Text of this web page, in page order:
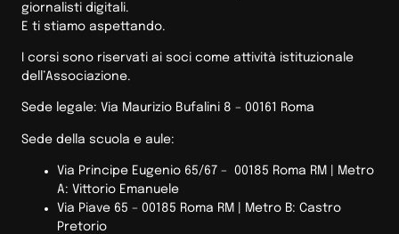
giornalisti digitali.
E ti stiamo aspettando.
I corsi sono riservati ai soci come attività istituzionale
dell’Associazione.
Sede legale: Via Maurizio Bufalini 8 – 00161 Roma
Sede della scuola e aule:
Via Principe Eugenio 65/67 – 00185 Roma RM |
Metro
A: Vittorio Emanuele
Via Piave 65 – 00185 Roma RM | Metro B: Castro
Pretorio